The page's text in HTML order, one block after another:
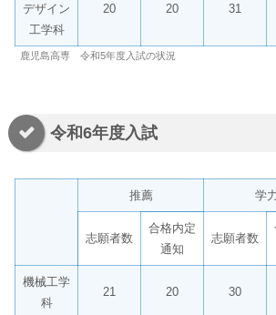
デザイン
工学科
20 20 31
鹿児島高専 令和5年度入試の状況
令和6年度入試
推薦
学力
志願者数
合格内定
通知
志願者数
機械工学
科
21 20 30